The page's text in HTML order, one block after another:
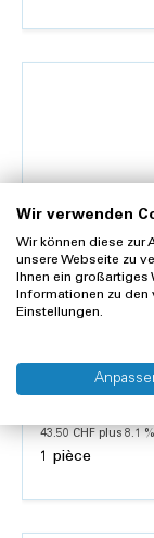
frontale
43.50 CHF plus 8.1
1 pièce
Wir verwenden
Wir können diese zur
unsere Webseite zu
Ihnen ein großartiges
Informationen zu
Einstellungen.